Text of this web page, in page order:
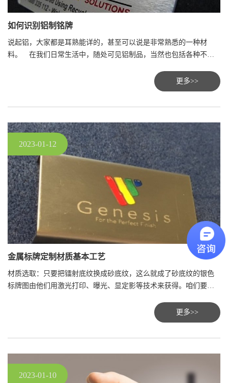
如何识别铝制铭牌
说起铝，大家都是耳熟能详的，甚至可以说是非常熟悉的一种材
料。 在我们日常生活中，随处可见铝制品，当然也包括各种不锈
音响标牌、咖啡机标牌、洗衣机标牌、空调标牌等等
更多>>
2023-01-12
金属标牌定制材质基本工艺
材质选取：只要把镭射底纹换成砂底纹，这么就成了砂底纹的银色
标牌图由他们用激光打印、曝光、显定影等技术来获得。咱们要做
同，别的菲林片是不是洁净透彻、线条边际十分明晰。更多>>
2023-01-10